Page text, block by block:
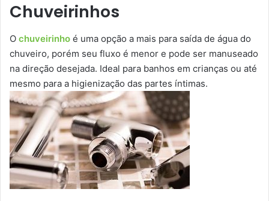
Chuveirinhos
O chuveirinho é uma opção a mais para saída de água do
chuveiro, porém seu fluxo é menor e pode ser manuseado
na direção desejada. Ideal para banhos em crianças ou até
mesmo para a higienização das partes íntimas.